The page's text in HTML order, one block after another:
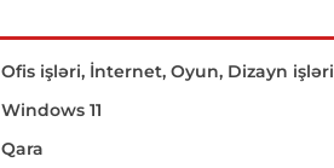
Ofis işləri, İnternet, Oyun, Dizayn işləri
Windows 11
Qara